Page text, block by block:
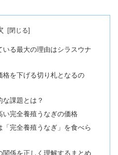
いる最大の理由はシラスウナ
格を下げる切り札となるの
な課題とは？
い完全養殖うなぎの価格
完全養殖うなぎ」を食べら
関係を正しく理解するまとめ